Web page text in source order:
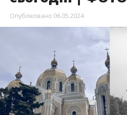
Опубліковано 06.05.2024